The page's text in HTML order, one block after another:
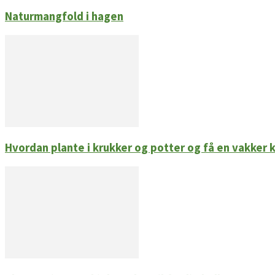
Naturmangfold i hagen
Hvordan plante i krukker og potter og få en vakker